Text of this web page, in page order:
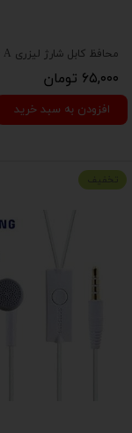
محافظ کابل شارژ لیزری Grade A
۶۵,۰۰۰ تومان
افزودن به سبد خرید